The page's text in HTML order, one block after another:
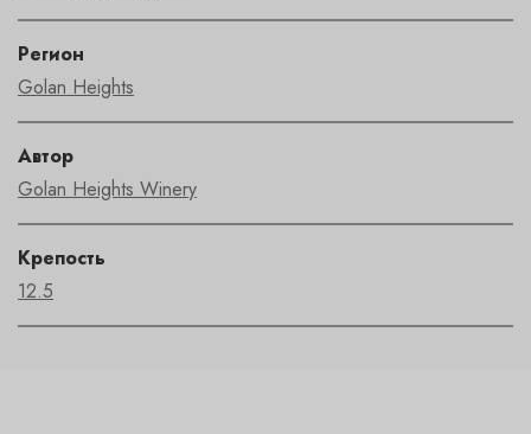
Регион
Golan Heights
Автор
Golan Heights Winery
Крепость
12.5